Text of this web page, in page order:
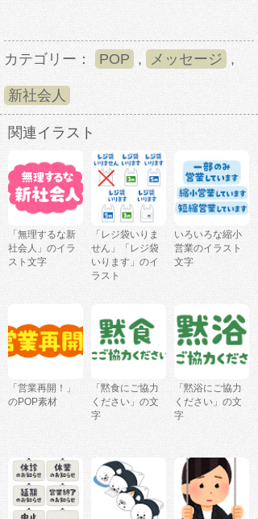
カテゴリー： POP , メッセージ ,
新社会人
関連イラスト
「無理するな新
社会人」のイラ
スト文字
「レジ袋いりま
せん」「レジ袋
いります」のイ
ラスト
いろいろな縮小
営業のイラスト
文字
「営業再開！」
のPOP素材
「黙食にご協力
ください」の文
字
「黙浴にご協力
ください」の文
字